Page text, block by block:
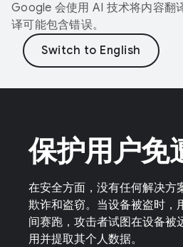
Google 会使用 AI 技术将内容翻
译可能包含错误。
保护用户免
在安全方面，没有任何解决方
欺诈和盗窃。当设备被盗时，
间赛跑，攻击者试图在设备被
用并提取其个人数据。